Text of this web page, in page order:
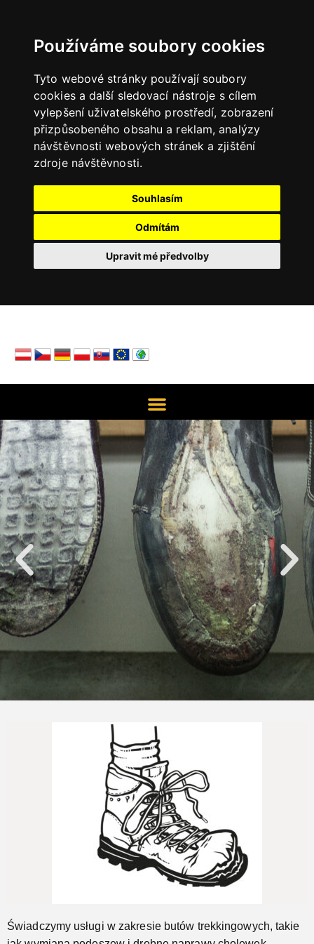
Používáme soubory cookies
Tyto webové stránky používají soubory
cookies a další sledovací nástroje s cílem
vylepšení uživatelského prostředí, zobrazení
přizpůsobeného obsahu a reklam, analýzy
návštěvnosti webových stránek a zjištění
zdroje návštěvnosti.
Souhlasím
Odmítám
Upravit mé předvolby
Naprawimy Twoje buty trekkingowe
Jeszcze...
Świadczymy usługi w zakresie butów trekkingowych, takie